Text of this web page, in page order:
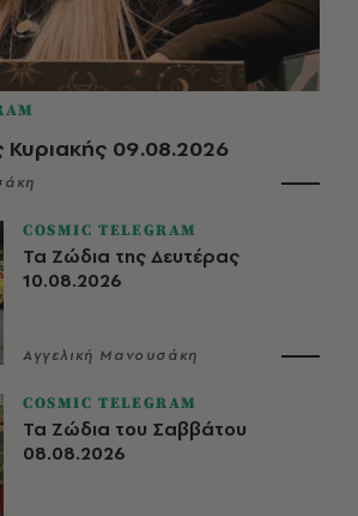
09.08.2026
COSMIC TELEGRAM
Τα Ζώδια της Δευτέρας
10.08.2026
Αγγελική Μανουσάκη
COSMIC TELEGRAM
Τα Ζώδια του Σαββάτου
08.08.2026